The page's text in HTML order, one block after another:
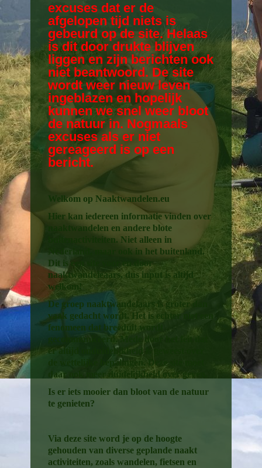
excuses dat er de
afgelopen tijd niets is
gebeurd op de site. Helaas
is dit door drukte blijven
liggen en zijn berichten ook
niet beantwoord. De site
wordt weer nieuw leven
ingeblazen en hopelijk
kunnen we snel weer bloot
de natuur in. Nogmaals
excuses als er niet
gereageerd is op een
bericht.
Welkom op Naaktwandelen.eu
Hier kan iedereen informatie vinden over
naaktwandelen en andere blote
buitenactiviteiten. Niet alleen in
Nederland, maar ook in het buitenland.
Dit is een site voor en door
naaktwandeleaars, dus input is altijd
welkom!
De groep naaktwandelaars is groter dan
vaak gedacht wordt. Het is echter niet een
fenomeen dat breeduit wordt
gecommuniceerd. Mede door het feit dat
er altijd onduidelijkheid is geweest over
de wettelijke bepalingen. Deze site moet
daar ook meer duidelijkheid over geven.
Is er iets mooier dan bloot van de natuur
te genieten?
Via deze site word je op de hoogte
gehouden van diverse geplande naakt
activiteiten, zoals wandelen, fietsen en